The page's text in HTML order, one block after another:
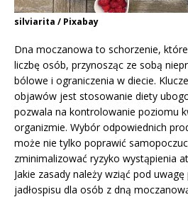
silviarita / Pixabay
Dna moczanowa to schorzenie,
liczbę osób, przynosząc ze sobą
bólowe i ograniczenia w diecie.
objawów jest stosowanie diety
pozwala na kontrolowanie poziomu
organizmie. Wybór odpowiednich
może nie tylko poprawić
zminimalizować ryzyko wystąpienia
Jakie zasady należy wziąć pod
jadłospisu dla osób z dną